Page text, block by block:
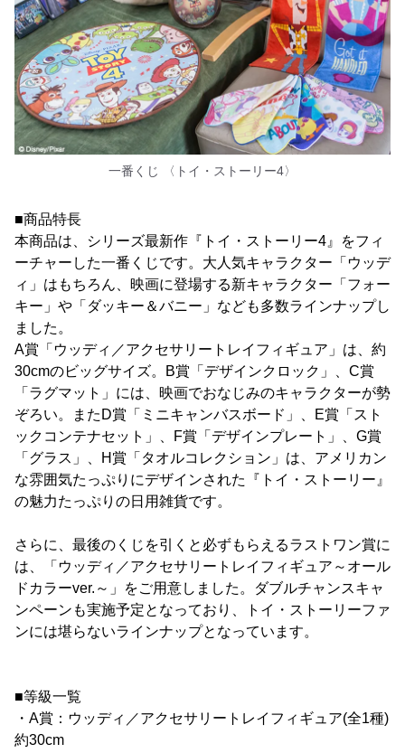
一番くじ 〈トイ・ストーリー4〉
■商品特長
本商品は、シリーズ最新作『トイ・ストーリー4』をフィ
ーチャーした一番くじです。大人気キャラクター「ウッデ
ィ」はもちろん、映画に登場する新キャラクター「フォー
キー」や「ダッキー＆バニー」なども多数ラインナップし
ました。
A賞「ウッディ／アクセサリートレイフィギュア」は、約
30cmのビッグサイズ。B賞「デザインクロック」、C賞
「ラグマット」には、映画でおなじみのキャラクターが勢
ぞろい。またD賞「ミニキャンバスボード」、E賞「スト
ックコンテナセット」、F賞「デザインプレート」、G賞
「グラス」、H賞「タオルコレクション」は、アメリカン
な雰囲気たっぷりにデザインされた『トイ・ストーリー』
の魅力たっぷりの日用雑貨です。
さらに、最後のくじを引くと必ずもらえるラストワン賞に
は、「ウッディ／アクセサリートレイフィギュア～オール
ドカラーver.～」をご用意しました。ダブルチャンスキャ
ンペーンも実施予定となっており、トイ・ストーリーファ
ンには堪らないラインナップとなっています。
■等級一覧
・A賞：ウッディ／アクセサリートレイフィギュア(全1種)
約30cm